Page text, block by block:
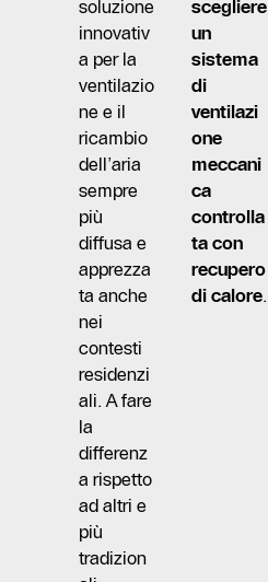
soluzione
innovativ
a per la
ventilazio
ne e il
ricambio
dell’aria
sempre
più
diffusa e
apprezza
ta anche
nei
contesti
residenzi
ali. A fare
la
differenz
a rispetto
ad altri e
più
tradizion
scegliere
un
sistema
di
ventilazi
one
meccani
ca
controlla
ta con
recupero
di calore.